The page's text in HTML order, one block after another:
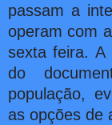
passam a
operam com
sexta feira. A
do
população,
as opções de